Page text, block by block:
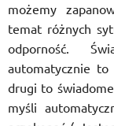
możemy
temat różnych
odporność.
automatycznie
drugi to
myśli